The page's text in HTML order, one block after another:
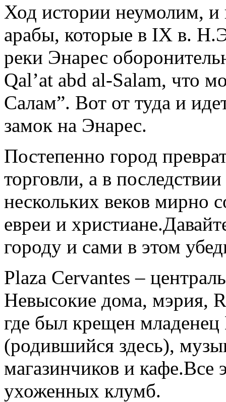
Ход истории неумолим,
арабы, которые в IX в.
реки Энарес
Qal’at abd al-Salam, что
Салам”. Вот от туда и
замок на Энарес.
Постепенно город
торговли, а в
нескольких веков мирно
евреи и
городу и сами в этом
Plaza Cervantes –
Невысокие дома, мэрия,
где был крещен
(родившийся здесь),
магазинчиков и кафе.Все
ухоженных клумб.